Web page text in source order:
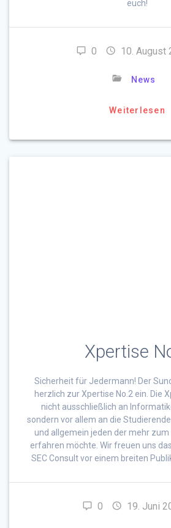
euch!
0 10. August
News
Weiterlesen
Xpertise
Sicherheit für Jedermann! Der
herzlich zur Xpertise No.2 ein. Die
nicht ausschließlich an
sondern vor allem an die
und allgemein jeden der mehr
erfahren möchte. Wir freuen uns
SEC Consult vor einem breiten
0 19. Juni